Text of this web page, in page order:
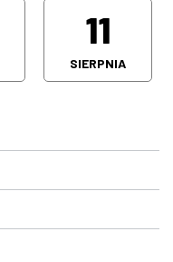
11
SIERPNIA